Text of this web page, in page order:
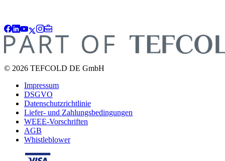
© 2026 TEFCOLD DE GmbH
Impressum
DSGVO
Datenschutzrichtlinie
Liefer- und Zahlungsbedingungen
WEEE-Vorschriften
AGB
Whistleblower